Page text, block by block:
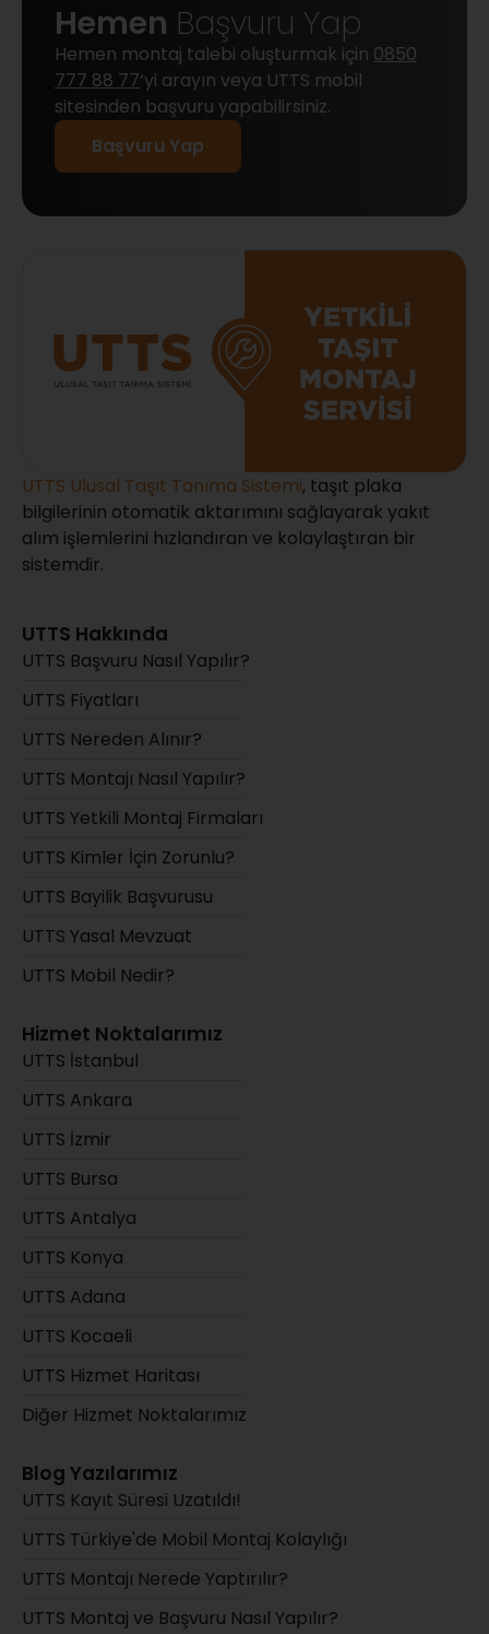
Hemen Başvuru Yap
Hemen montaj talebi oluşturmak için 0850
777 88 77‘yi arayın veya UTTS mobil
sitesinden başvuru yapabilirsiniz.
Başvuru Yap
UTTS Ulusal Taşıt Tanıma Sistemi, taşıt plaka
bilgilerinin otomatik aktarımını sağlayarak yakıt
alım işlemlerini hızlandıran ve kolaylaştıran bir
sistemdir.
UTTS Hakkında
UTTS Başvuru Nasıl Yapılır?
UTTS Fiyatları
UTTS Nereden Alınır?
UTTS Montajı Nasıl Yapılır?
UTTS Yetkili Montaj Firmaları
UTTS Kimler İçin Zorunlu?
UTTS Bayilik Başvurusu
UTTS Yasal Mevzuat
UTTS Mobil Nedir?
Hizmet Noktalarımız
UTTS İstanbul
UTTS Ankara
UTTS İzmir
UTTS Bursa
UTTS Antalya
UTTS Konya
UTTS Adana
UTTS Kocaeli
UTTS Hizmet Haritası
Diğer Hizmet Noktalarımız
Blog Yazılarımız
UTTS Kayıt Süresi Uzatıldı!
UTTS Türkiye'de Mobil Montaj Kolaylığı
UTTS Montajı Nerede Yaptırılır?
UTTS Montaj ve Başvuru Nasıl Yapılır?